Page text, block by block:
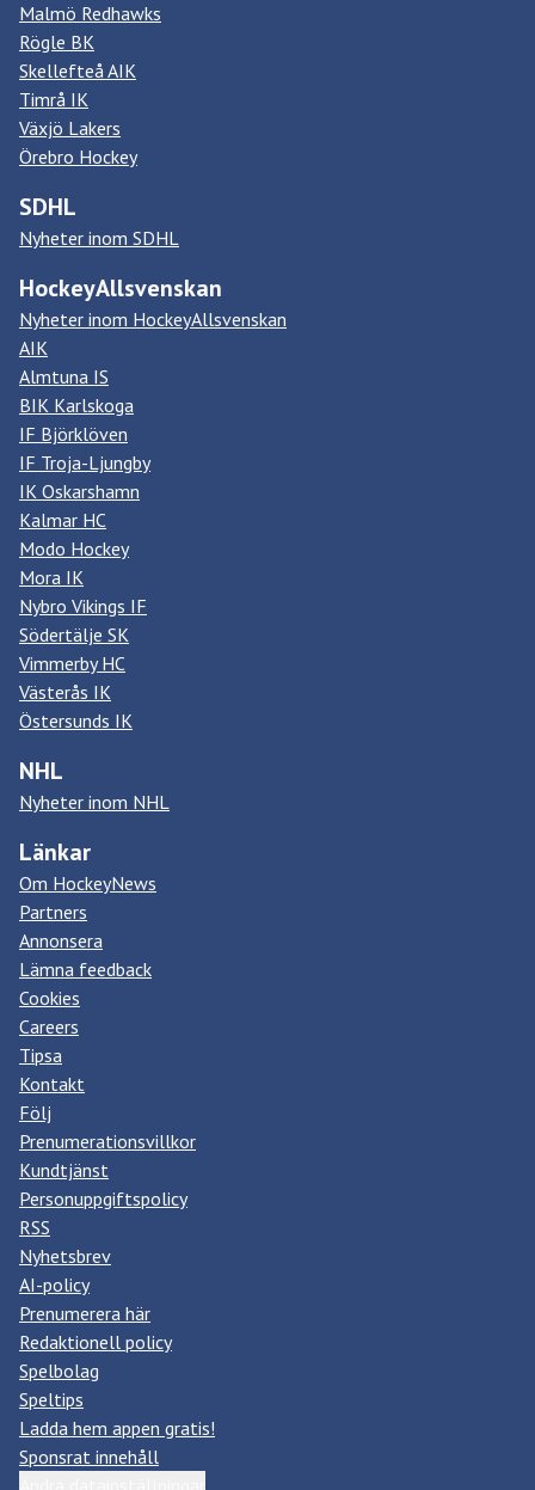
Malmö Redhawks
Rögle BK
Skellefteå AIK
Timrå IK
Växjö Lakers
Örebro Hockey
SDHL
Nyheter inom SDHL
HockeyAllsvenskan
Nyheter inom HockeyAllsvenskan
AIK
Almtuna IS
BIK Karlskoga
IF Björklöven
IF Troja-Ljungby
IK Oskarshamn
Kalmar HC
Modo Hockey
Mora IK
Nybro Vikings IF
Södertälje SK
Vimmerby HC
Västerås IK
Östersunds IK
NHL
Nyheter inom NHL
Länkar
Om HockeyNews
Partners
Annonsera
Lämna feedback
Cookies
Careers
Tipsa
Kontakt
Följ
Prenumerationsvillkor
Kundtjänst
Personuppgiftspolicy
RSS
Nyhetsbrev
AI-policy
Prenumerera här
Redaktionell policy
Spelbolag
Speltips
Ladda hem appen gratis!
Sponsrat innehåll